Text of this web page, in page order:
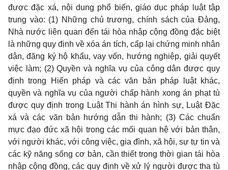
được đặc xá, nội dung phổ biến, giáo dục pháp luật tập
trung vào: (1) Những chủ trương, chính sách của Đảng,
Nhà nước liên quan đến tái hòa nhập cộng đồng đặc biệt
là những quy định về xóa án tích, cấp lại chứng minh nhân
dân, đăng ký hộ khẩu, vay vốn, hướng nghiệp, giải quyết
việc làm; (2) Quyền và nghĩa vụ của công dân được quy
định trong Hiến pháp và các văn bản pháp luật khác,
quyền và nghĩa vụ của người chấp hành xong án phạt tù
được quy định trong Luật Thi hành án hình sự, Luật Đặc
xá và các văn bản hướng dẫn thi hành; (3) Các chuẩn
mực đạo đức xã hội trong các mối quan hệ với bản thân,
với người khác, với công việc, gia đình, xã hội, sự tự tin và
các kỹ năng sống cơ bản, cần thiết trong thời gian tái hòa
nhập cộng đồng, các quy định về xử lý người được tha tù